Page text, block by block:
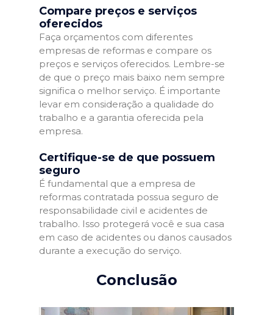
Compare preços e serviços
oferecidos
Faça orçamentos com diferentes
empresas de reformas e compare os
preços e serviços oferecidos. Lembre-se
de que o preço mais baixo nem sempre
significa o melhor serviço. É importante
levar em consideração a qualidade do
trabalho e a garantia oferecida pela
empresa.
Certifique-se de que possuem
seguro
É fundamental que a empresa de
reformas contratada possua seguro de
responsabilidade civil e acidentes de
trabalho. Isso protegerá você e sua casa
em caso de acidentes ou danos causados
durante a execução do serviço.
Conclusão